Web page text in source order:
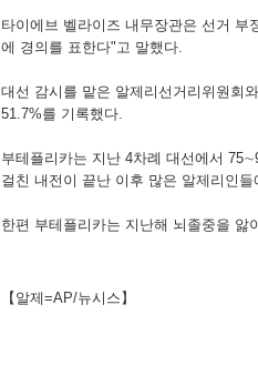
타이에브 벨라이즈 내무장관은 선거
에 경의를 표한다"고 말했다.
대선 감시를 맡은 알제리선거리위원회
51.7%를 기록했다.
부테플리카는 지난 4차례 대선에서
걸친 내전이 끝난 이후 많은 알제리인
한편 부테플리카는 지난해 뇌졸중을
【알제=AP/뉴시스】